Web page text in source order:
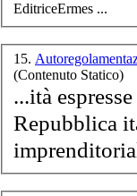
EditriceErmes ...
15.
(Contenuto Statico)
...ità